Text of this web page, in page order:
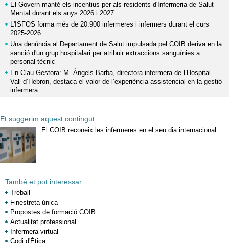
El Govern manté els incentius per als residents d'Infermeria de Salut
Mental durant els anys 2026 i 2027
L'ISFOS forma més de 20.900 infermeres i infermers durant el curs
2025-2026
Una denúncia al Departament de Salut impulsada pel COIB deriva en la
sanció d'un grup hospitalari per atribuir extraccions sanguínies a
personal tècnic
En Clau Gestora: M. Àngels Barba, directora infermera de l’Hospital
Vall d’Hebron, destaca el valor de l’experiència assistencial en la gestió
infermera
Et suggerim aquest contingut
El COIB reconeix les infermeres en el seu dia internacional
També et pot interessar ...
Treball
Finestreta única
Propostes de formació COIB
Actualitat professional
Infermera virtual
Codi d'Ètica